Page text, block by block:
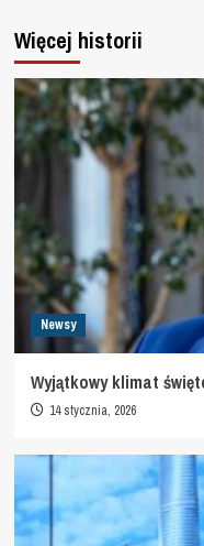
Więcej historii
Newsy
Wyjątkowy klimat
14 stycznia, 2026